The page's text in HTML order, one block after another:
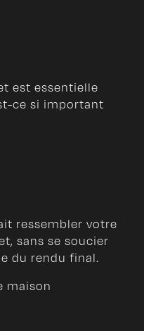
est essentielle
ce si important
ressembler votre
sans se soucier
du rendu final.
maison